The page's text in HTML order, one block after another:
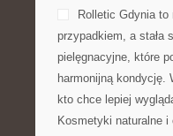
Rolletic Gdynia
przypadkiem, a stała
pielęgnacyjne, które
harmonijną kondycję.
kto chce lepiej
Kosmetyki naturalne